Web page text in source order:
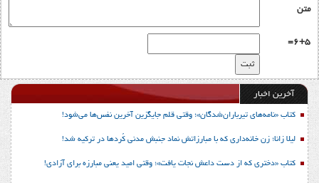
متن
6+5=
آخرین اخبار
کتاب «نامه‌های تیرباران‌شدگان»؛ وقتی قلم جایگزین آخرین نفس‌ها می‌شود!
لیلا زانا؛ زن خانه‌داری که با مبارزاتش نماد جنبش مدنی کُردها در ترکیه شد!
کتاب «دختری که از دست داعش نجات یافت»؛ وقتی امید یعنی مبارزه برای آزادی!